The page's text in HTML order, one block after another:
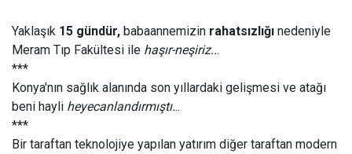
Yaklaşık 15 gündür, babaannemizin rahatsızlığı nedeniyle
Meram Tıp Fakültesi ile haşır-neşiriz...
***
Konya'nın sağlık alanında son yıllardaki gelişmesi ve atağı
beni hayli heyecanlandırmıştı...
***
Bir taraftan teknolojiye yapılan yatırım diğer taraftan modern